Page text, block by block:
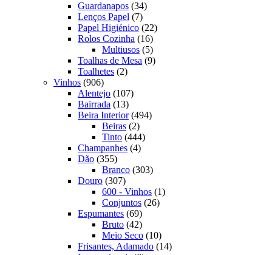
produtos
Guardanapos 3434
Lenços Papel 77
produtos
Papel Higiénico 2222
Rolos Cozinha 1616
produtos
Multiusos 55
produtos
Toalhas de Mesa 99
Toalhetes 22
Vinhos 906906
produtos
Alentejo 107107
Bairrada 1313
produtos
Beira Interior 494494
Beiras 22
produtos
Tinto 444444
Champanhes 44
Dão 355355
produtos
Branco 303303
Douro 307307
produtos
600 - Vinhos 11
Conjuntos 2626
Espumantes 6969
produtos
Bruto 4242
produtos
Meio Seco 1010
produtos
Frisantes, Adamado 1414